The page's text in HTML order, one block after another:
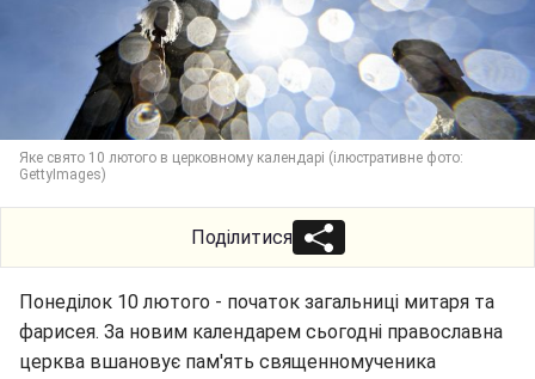
Яке свято 10 лютого в церковному календарі (ілюстративне фото:
GettyImages)
Поділитися
Понеділок 10 лютого - початок загальниці митаря та
фарисея. За новим календарем сьогодні православна
церква вшановує пам'ять священномученика